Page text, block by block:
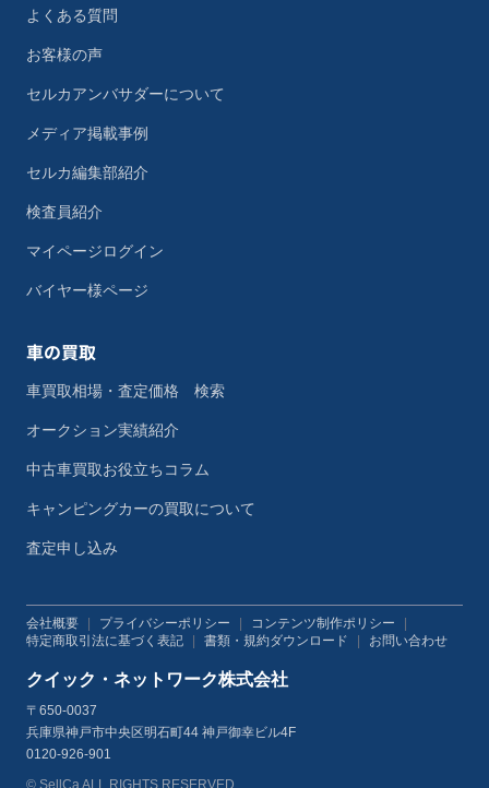
よくある質問
お客様の声
セルカアンバサダーについて
メディア掲載事例
セルカ編集部紹介
検査員紹介
マイページログイン
バイヤー様ページ
車の買取
車買取相場・査定価格 検索
オークション実績紹介
中古車買取お役立ちコラム
キャンピングカーの買取について
査定申し込み
会社概要 プライバシーポリシー コンテンツ制作ポリシー
特定商取引法に基づく表記
書類・規約ダウンロード お問い合わせ
クイック・ネットワーク株式会社
〒650-0037
兵庫県神戸市中央区明石町44 神戸御幸ビル4F
0120-926-901
© SellCa ALL RIGHTS RESERVED